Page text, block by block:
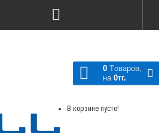
0 Tоваров,
на 0тг.
В корзине пусто!